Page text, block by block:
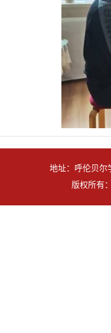
地址：呼伦贝尔
版权所有